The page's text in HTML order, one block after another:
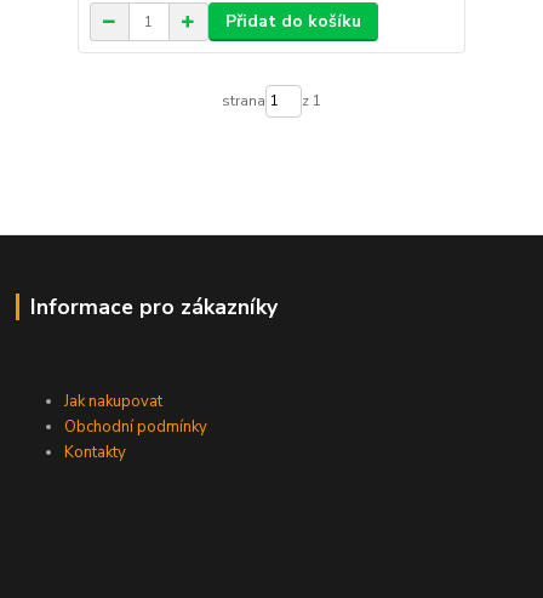
Přidat do košíku
strana z 1
Informace pro zákazníky
Jak nakupovat
Obchodní podmínky
Kontakty